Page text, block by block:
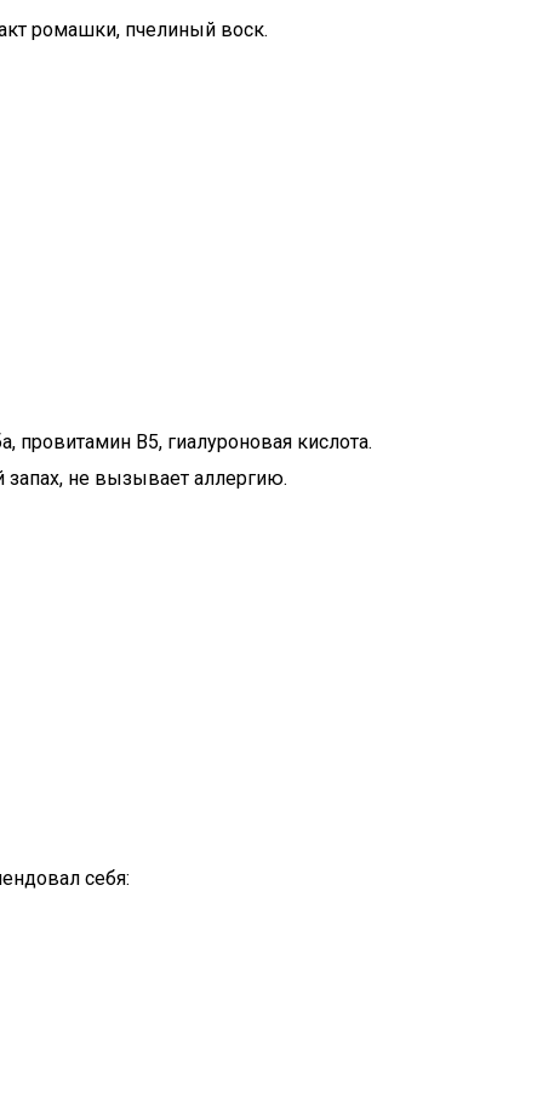
ромашки, пчелиный воск.
провитамин В5, гиалуроновая кислота.
не вызывает аллергию.
себя: